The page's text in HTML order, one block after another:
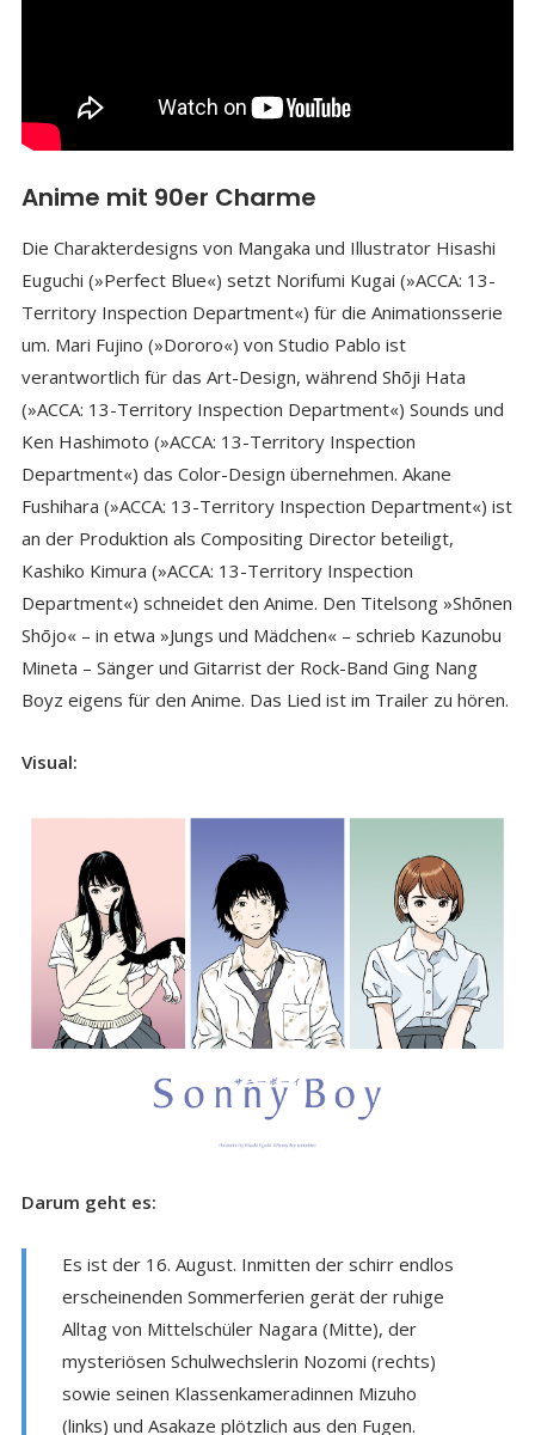
Anime mit 90er Charme
Die Charakterdesigns von Mangaka und Illustrator Hisashi
Euguchi (»Perfect Blue«) setzt Norifumi Kugai (»ACCA: 13-
Territory Inspection Department«) für die Animationsserie
um. Mari Fujino (»Dororo«) von Studio Pablo ist
verantwortlich für das Art-Design, während Shōji Hata
(»ACCA: 13-Territory Inspection Department«) Sounds und
Ken Hashimoto (»ACCA: 13-Territory Inspection
Department«) das Color-Design übernehmen. Akane
Fushihara (»ACCA: 13-Territory Inspection Department«) ist
an der Produktion als Compositing Director beteiligt,
Kashiko Kimura (»ACCA: 13-Territory Inspection
Department«) schneidet den Anime. Den Titelsong »Shōnen
Shōjo« – in etwa »Jungs und Mädchen« – schrieb Kazunobu
Mineta – Sänger und Gitarrist der Rock-Band Ging Nang
Boyz eigens für den Anime. Das Lied ist im Trailer zu hören.
Visual:
Darum geht es:
Es ist der 16. August. Inmitten der schirr endlos
erscheinenden Sommerferien gerät der ruhige
Alltag von Mittelschüler Nagara (Mitte), der
mysteriösen Schulwechslerin Nozomi (rechts)
sowie seinen Klassenkameradinnen Mizuho
(links) und Asakaze plötzlich aus den Fugen.